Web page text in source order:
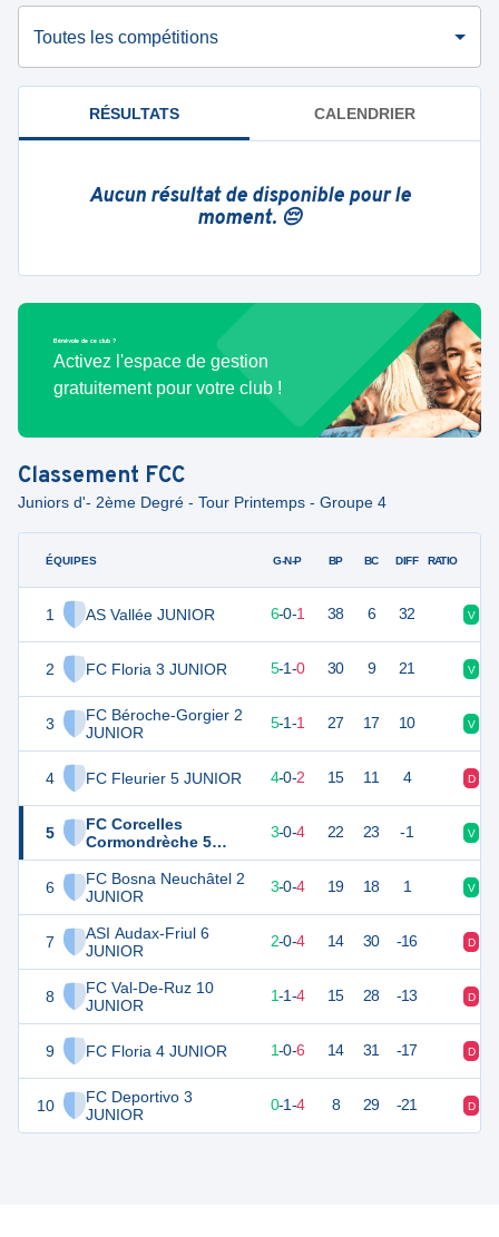
Toutes les compétitions
RÉSULTATS CALENDRIER
Aucun résultat de disponible pour le
moment. 😔
Bénévole de ce club ?
Activez l'espace de gestion
gratuitement pour votre club !
Classement FCC
Juniors d'- 2ème Degré - Tour Printemps - Groupe 4
ÉQUIPES
1 AS Vallée JUNIOR
2 FC Floria 3 JUNIOR
3
FC Béroche-Gorgier 2
JUNIOR
4 FC Fleurier 5 JUNIOR
5
FC Corcelles
Cormondrèche 5
JUNIOR
6
FC Bosna Neuchâtel 2
JUNIOR
7
ASI Audax-Friul 6
JUNIOR
8
FC Val-De-Ruz 10
JUNIOR
9 FC Floria 4 JUNIOR
10
FC Deportivo 3
JUNIOR
G-N-P BP BC DIFF RATIO
18 6-0-1 38 6 32 V
16 5-1-0 30 9 21 V
16 7 5-1-1 27 17 10 V
12 6 4-0-2 15 11 4 D
9 3-0-4 22 23 -1 V
9 7 3-0-4 19 18 1 V
6 2-0-4 14 30 -16 D
4 1-1-4 15 28 -13 D
3 1-0-6 14 31 -17 D
0-1-4 8 29 -21 D